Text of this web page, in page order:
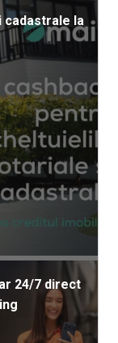
cadastrale la
24/7 direct